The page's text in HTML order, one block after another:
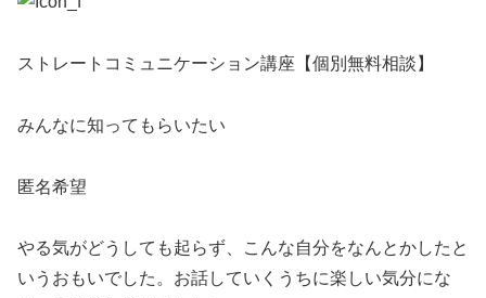
ストレートコミュニケーション講座【個別無料相談】
みんなに知ってもらいたい
匿名希望
やる気がどうしても起らず、こんな自分をなんとかしたと
いうおもいでした。お話していくうちに楽しい気分にな